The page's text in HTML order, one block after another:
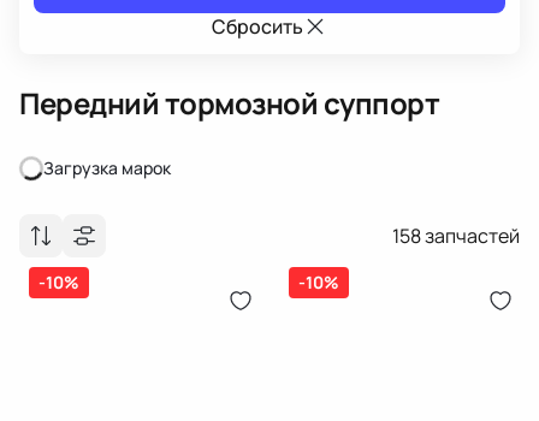
Сбросить
Передний тормозной суппорт
Загрузка марок
Загрузка марок
158запчастей
-10% -10%